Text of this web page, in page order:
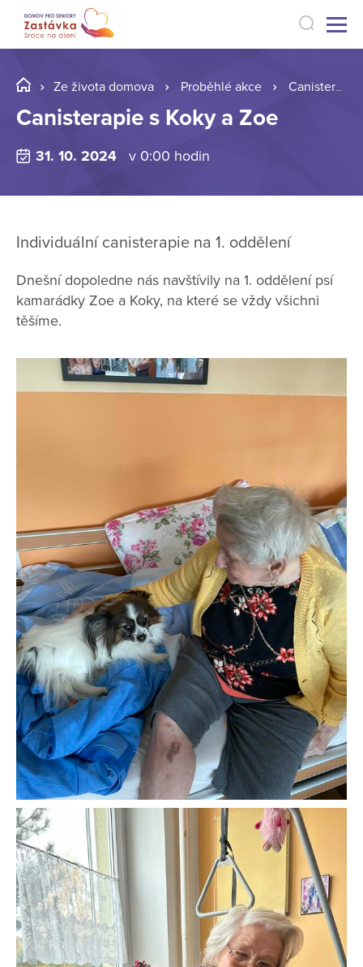
Ze života domova Proběhlé akce Canisterapie s Koky a Zoe
Canisterapie s Koky a Zoe
31. 10. 2024 v 0:00 hodin
Individuální canisterapie na 1. oddělení
Dnešní dopoledne nás navštívily na 1. oddělení psí
kamarádky Zoe a Koky, na které se vždy všichni
těšíme.